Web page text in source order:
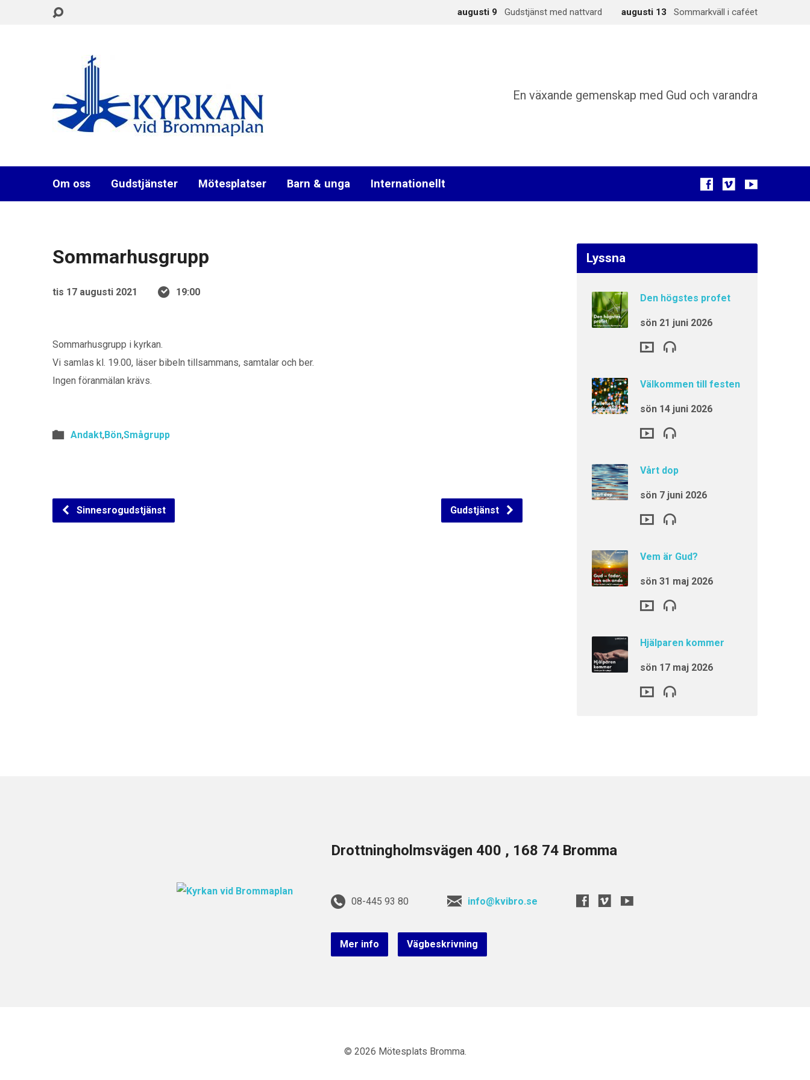
augusti 9 Gudstjänst med nattvard augusti 13 Sommarkväll i caféet
En växande gemenskap med Gud och varandra
Om oss Gudstjänster Mötesplatser Barn & unga Internationellt
Sommarhusgrupp
tis 17 augusti 2021 19:00
Sommarhusgrupp i kyrkan.
Vi samlas kl. 19.00, läser bibeln tillsammans, samtalar och ber.
Ingen föranmälan krävs.
Andakt,Bön,Smågrupp
Sinnesrogudstjänst Gudstjänst
Lyssna
Den högstes profet
sön 21 juni 2026
Välkommen till festen
sön 14 juni 2026
Vårt dop
sön 7 juni 2026
Vem är Gud?
sön 31 maj 2026
Hjälparen kommer
sön 17 maj 2026
Drottningholmsvägen 400 , 168 74 Bromma
08-445 93 80 info@kvibro.se
Mer info Vägbeskrivning
© 2026 Mötesplats Bromma.